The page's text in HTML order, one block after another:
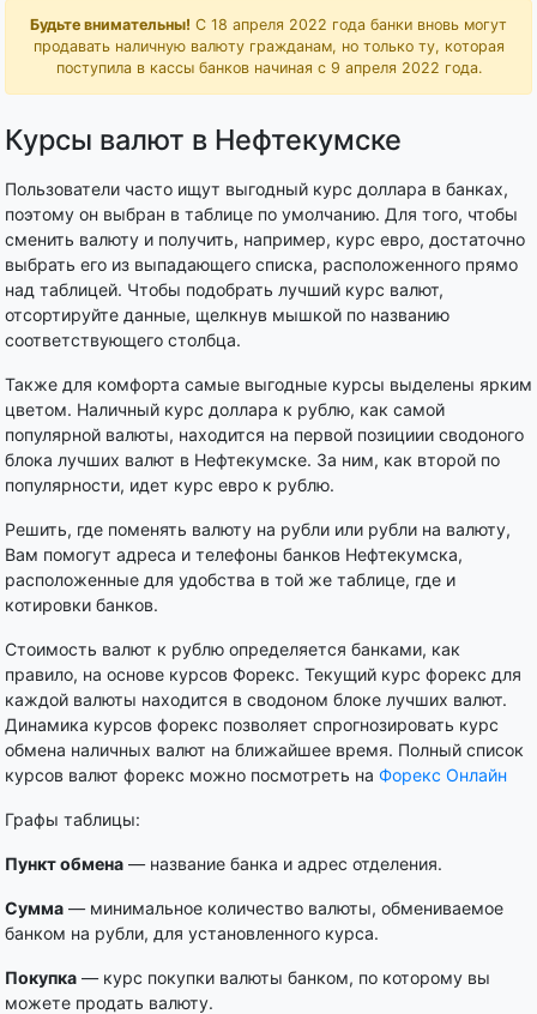
Будьте внимательны! С 18 апреля 2022 года банки вновь могут
продавать наличную валюту гражданам, но только ту, которая
поступила в кассы банков начиная с 9 апреля 2022 года.
Курсы валют в Нефтекумске
Пользователи часто ищут выгодный курс доллара в банках,
поэтому он выбран в таблице по умолчанию. Для того, чтобы
сменить валюту и получить, например, курс евро, достаточно
выбрать его из выпадающего списка, расположенного прямо
над таблицей. Чтобы подобрать лучший курс валют,
отсортируйте данные, щелкнув мышкой по названию
соответствующего столбца.
Также для комфорта самые выгодные курсы выделены ярким
цветом. Наличный курс доллара к рублю, как самой
популярной валюты, находится на первой позициии сводоного
блока лучших валют в Нефтекумске. За ним, как второй по
популярности, идет курс евро к рублю.
Решить, где поменять валюту на рубли или рубли на валюту,
Вам помогут адреса и телефоны банков Нефтекумска,
расположенные для удобства в той же таблице, где и
котировки банков.
Стоимость валют к рублю определяется банками, как
правило, на основе курсов Форекс. Текущий курс форекс для
каждой валюты находится в сводоном блоке лучших валют.
Динамика курсов форекс позволяет спрогнозировать курс
обмена наличных валют на ближайшее время. Полный список
курсов валют форекс можно посмотреть на Форекс Онлайн
Графы таблицы:
Пункт обмена — название банка и адрес отделения.
Сумма — минимальное количество валюты, обмениваемое
банком на рубли, для установленного курса.
Покупка — курс покупки валюты банком, по которому вы
можете продать валюту.